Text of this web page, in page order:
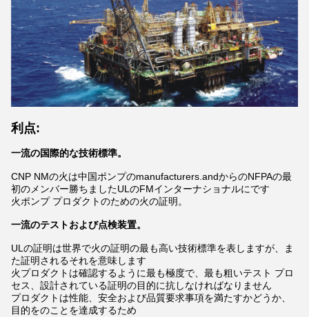
利点:
一流の国際的な技術標準。
CNP NMの火は中国ポンプのmanufacturers.andからのNFPAの最
初のメンバー勝ちましたULのFMインターナショナルにです
火ポンプ プロダクトのための火の証明。
一流のテストおよび点検装置。
ULの証明は世界で火の証明の最も高い技術標準を表しますが、ま
た証明されるそれを意味します
火プロダクトは確認するように最も極度で、最も粗いテスト プロ
セス、設計されている証明の目的に抗しなければなりません
プロダクトは性能、安全および品質要求事項を満たすかどうか、
目的をのことを達成するため